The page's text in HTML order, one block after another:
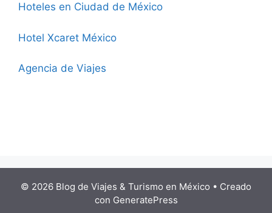
Hoteles en Ciudad de México
Hotel Xcaret México
Agencia de Viajes
© 2026 Blog de Viajes & Turismo en México • Creado
con GeneratePress